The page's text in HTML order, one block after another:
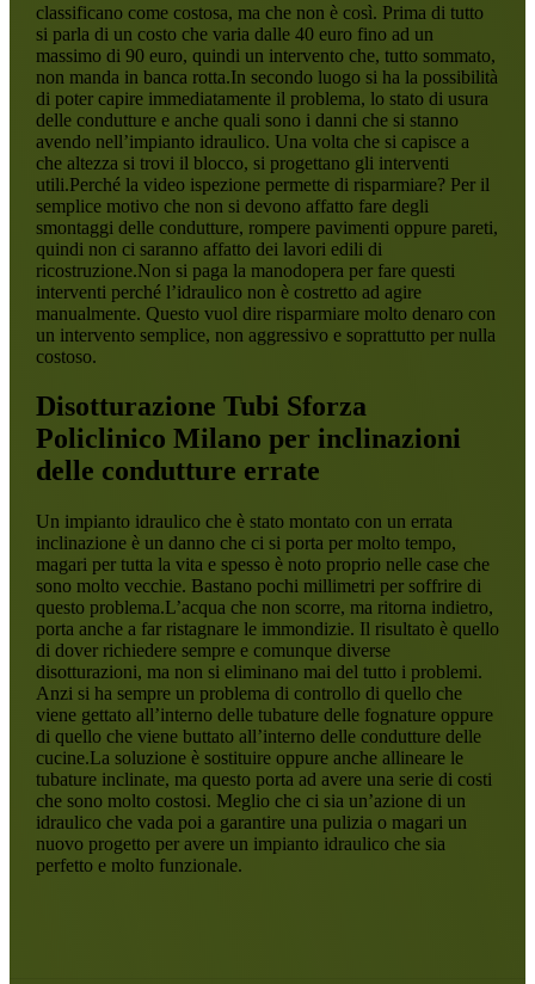
classificano come costosa, ma che non è così. Prima di tutto
si parla di un costo che varia dalle 40 euro fino ad un
massimo di 90 euro, quindi un intervento che, tutto sommato,
non manda in banca rotta.In secondo luogo si ha la possibilità
di poter capire immediatamente il problema, lo stato di usura
delle condutture e anche quali sono i danni che si stanno
avendo nell’impianto idraulico. Una volta che si capisce a
che altezza si trovi il blocco, si progettano gli interventi
utili.Perché la video ispezione permette di risparmiare? Per il
semplice motivo che non si devono affatto fare degli
smontaggi delle condutture, rompere pavimenti oppure pareti,
quindi non ci saranno affatto dei lavori edili di
ricostruzione.Non si paga la manodopera per fare questi
interventi perché l’idraulico non è costretto ad agire
manualmente. Questo vuol dire risparmiare molto denaro con
un intervento semplice, non aggressivo e soprattutto per nulla
costoso.
Disotturazione Tubi Sforza
Policlinico Milano per inclinazioni
delle condutture errate
Un impianto idraulico che è stato montato con un errata
inclinazione è un danno che ci si porta per molto tempo,
magari per tutta la vita e spesso è noto proprio nelle case che
sono molto vecchie. Bastano pochi millimetri per soffrire di
questo problema.L’acqua che non scorre, ma ritorna indietro,
porta anche a far ristagnare le immondizie. Il risultato è quello
di dover richiedere sempre e comunque diverse
disotturazioni, ma non si eliminano mai del tutto i problemi.
Anzi si ha sempre un problema di controllo di quello che
viene gettato all’interno delle tubature delle fognature oppure
di quello che viene buttato all’interno delle condutture delle
cucine.La soluzione è sostituire oppure anche allineare le
tubature inclinate, ma questo porta ad avere una serie di costi
che sono molto costosi. Meglio che ci sia un’azione di un
idraulico che vada poi a garantire una pulizia o magari un
nuovo progetto per avere un impianto idraulico che sia
perfetto e molto funzionale.